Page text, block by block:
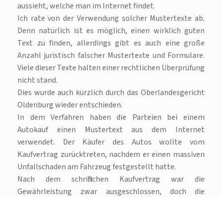
aussieht, welche man im Internet findet.
Ich rate von der Verwendung solcher Mustertexte ab.
Denn natürlich ist es möglich, einen wirklich guten
Text zu finden, allerdings gibt es auch eine große
Anzahl juristisch falscher Mustertexte und Formulare.
Viele dieser Texte halten einer rechtlichen Überprüfung
nicht stand.
Dies wurde auch kürzlich durch das Oberlandesgericht
Oldenburg wieder entschieden.
In dem Verfahren haben die Parteien bei einem
Autokauf einen Mustertext aus dem Internet
verwendet. Der Käufer des Autos wollte vom
Kaufvertrag zurücktreten, nachdem er einen massiven
Unfallschaden am Fahrzeug festgestellt hatte.
Nach dem schriftlichen Kaufvertrag war die
Gewährleistung zwar ausgeschlossen, doch die